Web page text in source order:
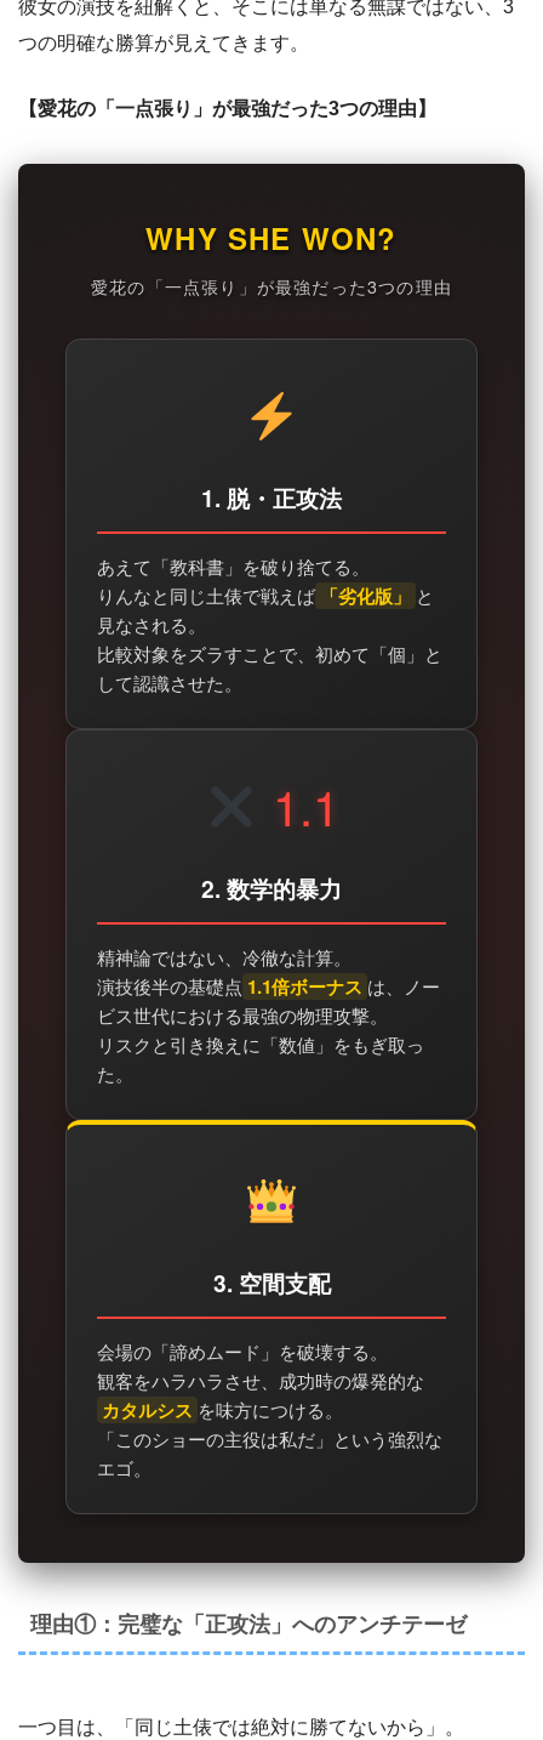
彼女の演技を紐解くと、そこには単なる無謀ではない、3
つの明確な勝算が見えてきます。
【愛花の「一点張り」が最強だった3つの理由】
WHY SHE WON?
愛花の「一点張り」が最強だった3つの理由
1. 脱・正攻法
あえて「教科書」を破り捨てる。
りんなと同じ土俵で戦えば
「劣化版」
と
見なされる。
比較対象をズラすことで、初めて「個」と
して認識させた。
1.1
2. 数学的暴力
精神論ではない、冷徹な計算。
演技後半の基礎点 1.1倍ボーナス は、ノー
ビス世代における最強の物理攻撃。
リスクと引き換えに「数値」をもぎ取っ
た。
3. 空間支配
会場の「諦めムード」を破壊する。
観客をハラハラさせ、成功時の爆発的な
カタルシス を味方につける。
「このショーの主役は私だ」という強烈な
エゴ。
理由①：完璧な「正攻法」へのアンチテーゼ
一つ目は、「同じ土俵では絶対に勝てないから」。